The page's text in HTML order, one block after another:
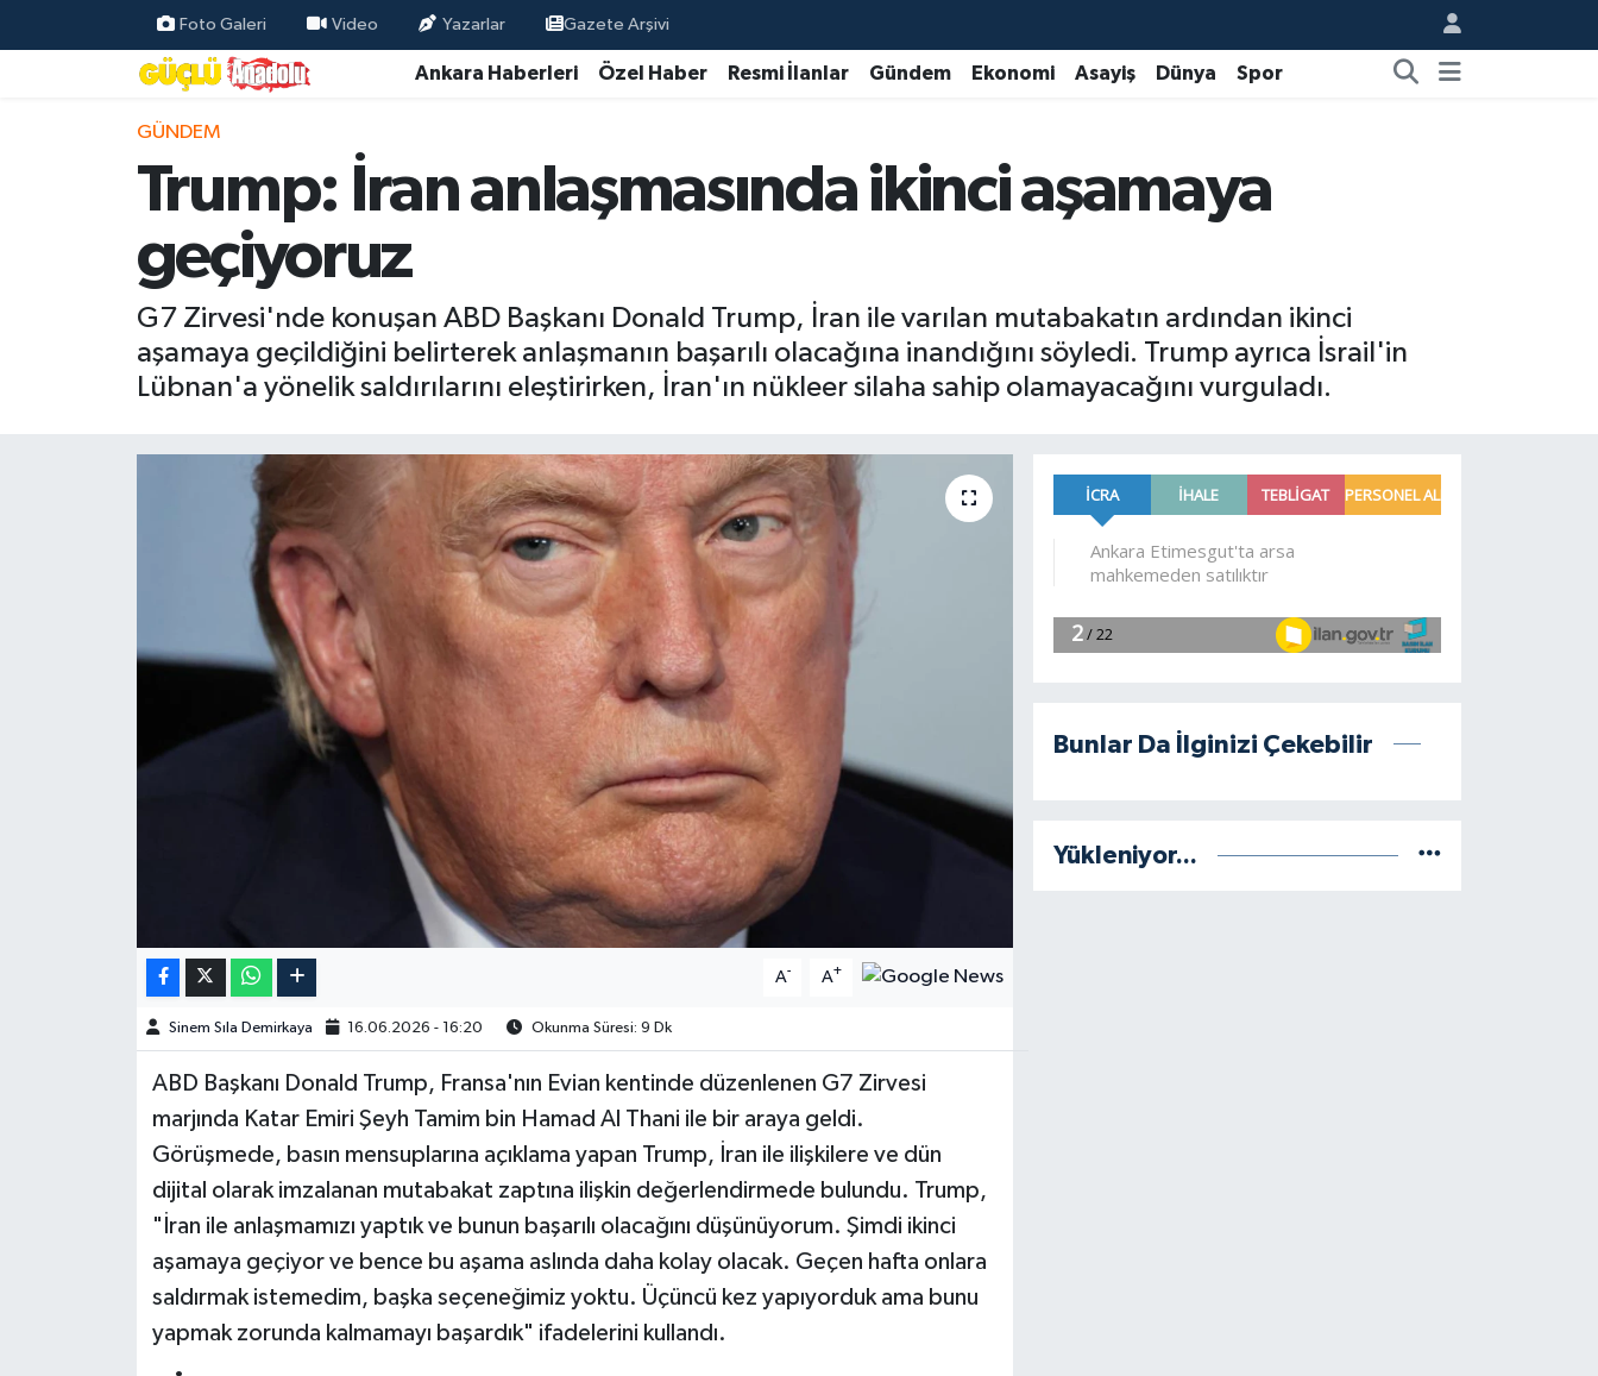
Foto Galeri Video Yazarlar Gazete Arşivi
Ankara Haberleri Özel Haber Resmi İlanlar Gündem Ekonomi Asayiş Dünya Spor
GÜNDEM
Trump: İran anlaşmasında ikinci aşamaya
geçiyoruz
G7 Zirvesi'nde konuşan ABD Başkanı Donald Trump, İran ile varılan mutabakatın ardından ikinci
aşamaya geçildiğini belirterek anlaşmanın başarılı olacağına inandığını söyledi. Trump ayrıca İsrail'in
Lübnan'a yönelik saldırılarını eleştirirken, İran'ın nükleer silaha sahip olamayacağını vurguladı.
A- A+
Sinem Sıla Demirkaya 16.06.2026 - 16:20 Okunma Süresi: 9 Dk
ABD Başkanı Donald Trump, Fransa'nın Evian kentinde düzenlenen G7 Zirvesi
marjında Katar Emiri Şeyh Tamim bin Hamad Al Thani ile bir araya geldi.
Görüşmede, basın mensuplarına açıklama yapan Trump, İran ile ilişkilere ve dün
dijital olarak imzalanan mutabakat zaptına ilişkin değerlendirmede bulundu. Trump,
"İran ile anlaşmamızı yaptık ve bunun başarılı olacağını düşünüyorum. Şimdi ikinci
aşamaya geçiyor ve bence bu aşama aslında daha kolay olacak. Geçen hafta onlara
saldırmak istemedim, başka seçeneğimiz yoktu. Üçüncü kez yapıyorduk ama bunu
yapmak zorunda kalmamayı başardık" ifadelerini kullandı.
Bunlar Da İlginizi Çekebilir
Yükleniyor...
Özel Haber
Resmi İlanlar
Ekonomi
Gündem
Kültür Sanat
Yaşam-Çevre